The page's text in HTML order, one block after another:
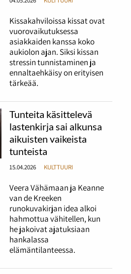
Kissakahviloissa kissat ovat
vuorovaikutuksessa
asiakkaiden kanssa koko
aukiolon ajan. Siksi kissan
stressin tunnistaminen ja
ennaltaehkäisy on erityisen
tärkeää.
Tunteita käsittelevä
lastenkirja sai alkunsa
aikuisten vaikeista
tunteista
15.04.2026 KULTTUURI
Veera Vähämaan ja Keanne
van de Kreeken
runokuvakirjan idea alkoi
hahmottua vähitellen, kun
he jakoivat ajatuksiaan
hankalassa
elämäntilanteessa.